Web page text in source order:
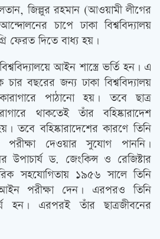
জিল্লুর রহমান (আওয়ামী লীগের
চাপে ঢাকা বিশ্ববিদ্যালয়
ফেরত দিতে বাধ্য হয়।
আইন শাস্ত্রে ভর্তি হন। এ
বছরের জন্য ঢাকা বিশ্ববিদ্যালয়
পাঠানো হয়। তবে ছাত্র
থাকতেই তাঁর বহিষ্কারাদেশ
তবে বহিষ্কারাদেশের কারণে তিনি
দেওয়ার সুযোগ পাননি।
উপাচার্য ড. জেংকিন্স ও রেজিষ্টার
সহযোগিতায় ১৯৫৬ সালে তিনি
পরীক্ষা দেন। এরপরও তিনি
হন। এরপরই তাঁর ছাত্রজীবনের